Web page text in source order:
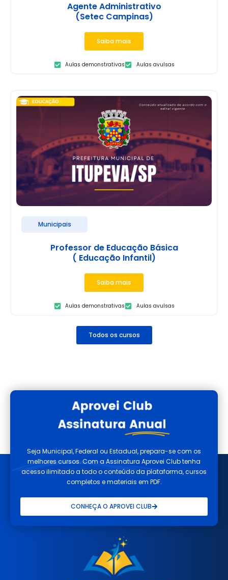
Agente Administrativo
(Setec Campinas)
Saiba mais
Aulas demonstrativas Aulas avulsas
Municipais
Professor de Educação Básica
( Educação Infantil)
Saiba mais
Aulas demonstrativas Aulas avulsas
Todos os cursos
Seja Municipal, Federal ou Estadual, prepara-se com os
melhores cursos. Com a Assinatura Aprovei Club tenha
acesso ilimitado a todo o conteúdo da plataforma, cursos
completos e materiais em PDF.
CONHEÇA O APROVEI CLUB